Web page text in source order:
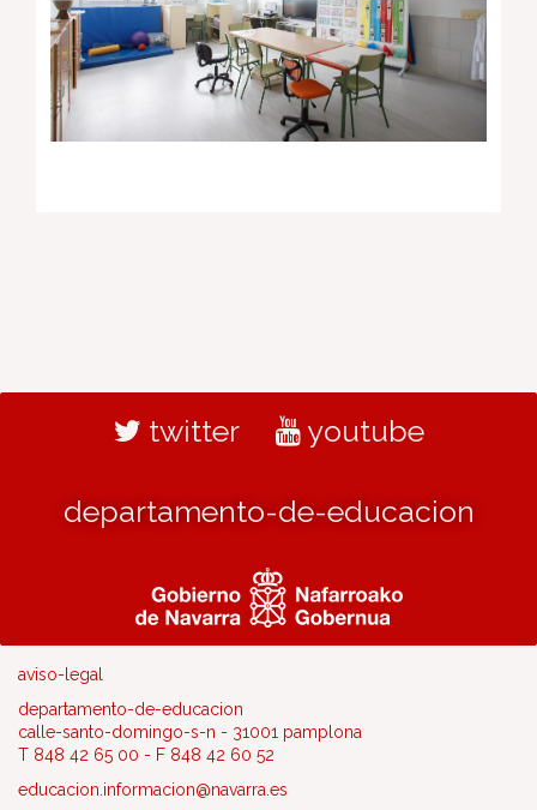
twitter youtube
departamento-de-educacion
aviso-legal
departamento-de-educacion
calle-santo-domingo-s-n - 31001 pamplona
T 848 42 65 00 - F 848 42 60 52
educacion.informacion@navarra.es